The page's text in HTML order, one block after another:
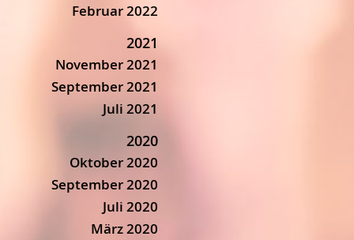
Februar 2022
2021
November 2021
September 2021
Juli 2021
2020
Oktober 2020
September 2020
Juli 2020
März 2020